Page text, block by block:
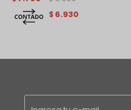
$ 6.930